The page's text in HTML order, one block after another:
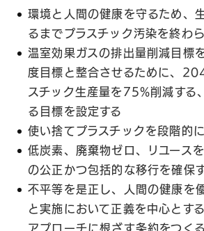
環境と人間の健康を守るため、
るまでプラスチック汚染を終わ
温室効果ガスの排出量削減目標
度目標と整合させるために、
スチック生産量を75%削減する
る目標を設定する
使い捨てプラスチックを段階的
低炭素、廃棄物ゼロ、リユース
の公正かつ包括的な移行を確保
不平等を是正し、人間の健康を
と実施において正義を中心とす
アプローチに根ざす条約をつくる